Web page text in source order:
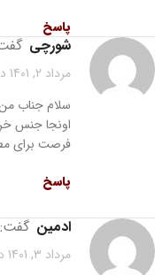
پاسخ
شورچی
مرداد 2, 1401 در 11:51 ق.ظ
سلام جناب
فرصت برای
پاسخ
ادمین گفت:
مرداد 3, 1401 در 1:18 ب.ظ